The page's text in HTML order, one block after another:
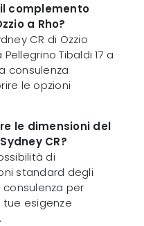
complemento
a Rho?
CR di Ozzio
Tibaldi 17 a
consulenza
le opzioni
le dimensioni del
CR?
di
standard degli
consulenza per
tue esigenze